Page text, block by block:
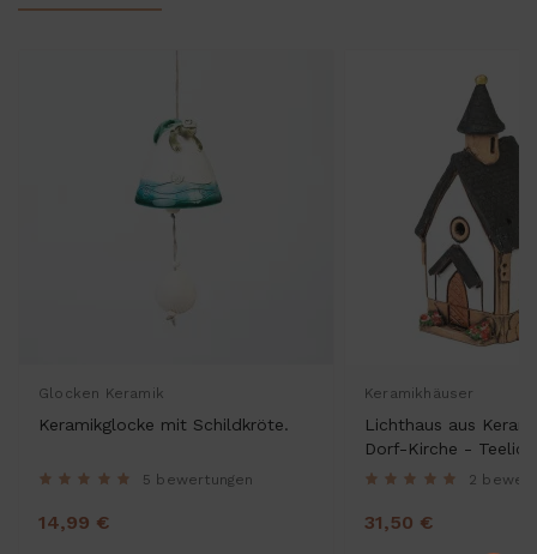
Glocken Keramik
Keramikglocke mit Schildkröte.
5 bewertungen
14,99 €
Keramikhäuser
Lichthaus aus
Dorf-Kirche -
Räucherhaus und
2
31,50 €